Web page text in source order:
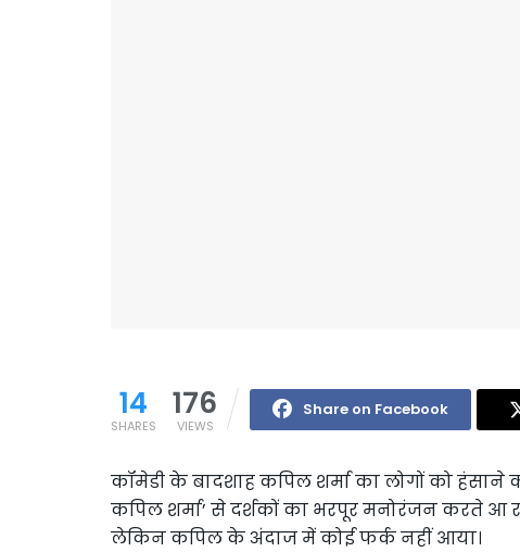
14
SHARES
176
VIEWS
Share on Facebook
कॉमेडी के बादशाह कपिल शर्मा का लोगों को हंसाने
कपिल शर्मा’ से दर्शकों का भरपूर मनोरंजन करते
लेकिन कपिल के अंदाज में कोई फर्क नहीं आया।